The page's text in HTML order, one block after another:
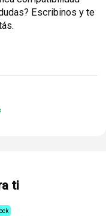
Escribinos y te
ti